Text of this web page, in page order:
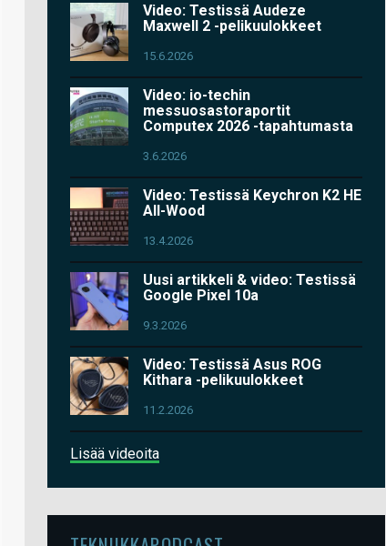
Video: Testissä Audeze
Maxwell 2 -pelikuulokkeet
15.6.2026
Video: io-techin
messuosastoraportit
Computex 2026 -tapahtumasta
3.6.2026
Video: Testissä Keychron K2 HE
All-Wood
13.4.2026
Uusi artikkeli & video: Testissä
Google Pixel 10a
9.3.2026
Video: Testissä Asus ROG
Kithara -pelikuulokkeet
11.2.2026
Lisää videoita